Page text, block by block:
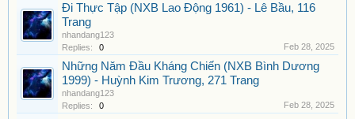
Đi Thực Tập (NXB Lao Động 1961) - Lê Bầu, 116
Trang
nhandang123
Replies:
0 Feb 28, 2025
Những Năm Đầu Kháng Chiến (NXB Bình Dương
1999) - Huỳnh Kim Trương, 271 Trang
nhandang123
Replies:
0 Feb 28, 2025